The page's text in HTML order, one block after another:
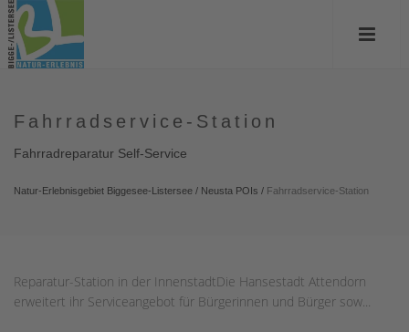
Fahrradservice-Station
Fahrradreparatur Self-Service
Natur-Erlebnisgebiet Biggesee-Listersee / Neusta POIs / Fahrradservice-Station
Reparatur-Station in der InnenstadtDie Hansestadt Attendorn
erweitert ihr Serviceangebot für Bürgerinnen und Bürger sow...